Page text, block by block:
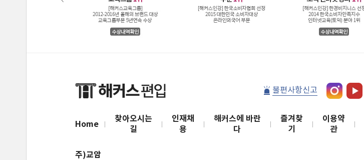
불편사항신고
Home
찾아오시는
길
인재채
용
해커스에 바란
다
즐겨찾
기
이용약
관
주)교암